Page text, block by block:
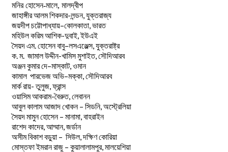
মনির হোসেন-মালে, মালদ্বীপ
জাহাঙ্গীর আলম শিকদার-লন্ডন, যুক্তরাজ্য
জয়দীপচট্টোপাধ্যায়–কোলকাতা ভারত
মহিউল করিম আশিক-দুবাই, ইউএই
সৈয়দএম. হোসেনবাবু–লসএঞ্জেল্স, যুক্তরাষ্ট্র
ক ম. জামালউদ্দীন-খামিস মুশাইত, সৌদিআরব
অঞ্জনকুমারদে–মাস্কাট, ওমান
কামাল পারভেজঅভি–মক্কা সৌদিআরব
মার্ক রায়- তুলুজ, ফ্রান্স
ওয়াসিম আকরাম-বৈরুত, লেবানন
আবুল কালাম আজাদ খোকন – সিডনি, অস্ট্রেলিয়া
সৈয়দ মামুন হোসেন – মানামা, বাহরাইন
রাশেদ কাদের, আম্মান, জর্ডান
অসীম বিকাশ বড়ুয়া – সিউল, দক্ষিণ কোরিয়া
মোস্তফা ইমরান রাজু – কুয়ালালামপুর, মালয়েশিয়া